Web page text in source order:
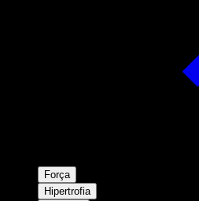
Força
Hipertrofia